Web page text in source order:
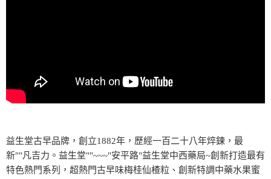
益生堂古早品牌，創立1882年，歷經一百二十八年焠鍊，最
新""凡吉力。益生堂""~~~"安平路"益生堂中西藥局~創新打造最有
特色熱門系列，超熱門古早味梅桂仙楂粒、創新特調中藥水果蜜